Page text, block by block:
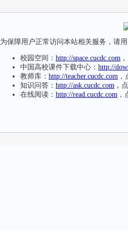
为保障用户正常访问本站相关服务，请
校园空间： http://space.cucdc.com
中国高校课件下载中心： http://
教师库： http://teacher.cucdc.com
知识问答： http://ask.cucdc.com ，
在线阅读： http://read.cucdc.com ，